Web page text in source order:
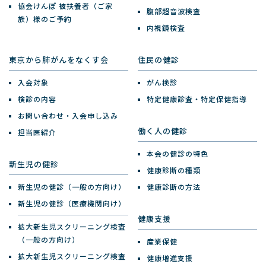
協会けんぽ 被扶養者（ご家
族）様のご予約
腹部超音波検査
内視鏡検査
東京から肺がんをなくす会
入会対象
検診の内容
お問い合わせ・入会申し込み
担当医紹介
新生児の健診
新生児の健診（一般の方向け）
新生児の健診（医療機関向け）
拡大新生児スクリーニング検査
（一般の方向け）
拡大新生児スクリーニング検査
住民の健診
がん検診
特定健康診査・特定保健指導
働く人の健診
本会の健診の特色
健康診断の種類
健康診断の方法
健康支援
産業保健
健康増進支援